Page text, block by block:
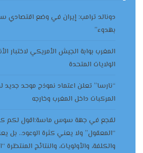
دونالد ترامب: إيران في وضع اقتصادي
بهدوء”
المغرب بوابة الجيش الأمريكي لاختبار
الولايات المتحدة
“نارسا” تعلن اعتماد نموذج موحد
المركبات داخل المغرب وخارجه
لقجع في جهة سوس ماسة:اقول لكم
“المعقول” ولا يعني كثرة الوعود.. بل
والكلفة، والأولويات، والنتائج المنتظرة